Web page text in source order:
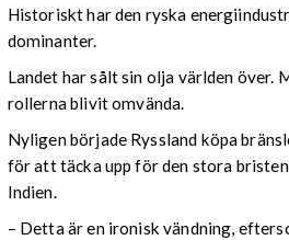
Historiskt har den ryska
dominanter.
Landet har sålt sin olja världen över.
rollerna blivit omvända.
Nyligen började Ryssland köpa
för att täcka upp för den stora
Indien.
– Detta är en ironisk vändning,